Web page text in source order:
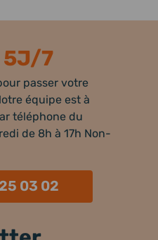
5J/7
passer votre
équipe est à
téléphone du
de 8h à 17h Non-
03 02